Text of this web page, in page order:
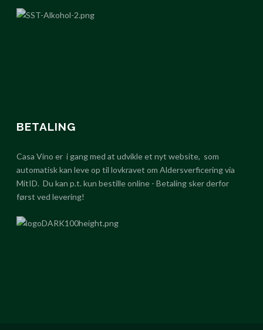
BETALING
Casa Vino er i gang med at udvikle et nyt website, som
automatisk kan leve op til lovkravet om Aldersverficering via
MitID. Du kan p.t. kun bestille online - Betaling sker derfor
først ved levering!